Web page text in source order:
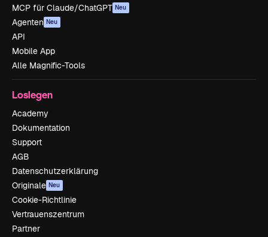
MCP für Claude/ChatGPT Neu
Agenten Neu
API
Mobile App
Alle Magnific-Tools
Loslegen
Academy
Dokumentation
Support
AGB
Datenschutzerklärung
Originale Neu
Cookie-Richtlinie
Vertrauenszentrum
Partner